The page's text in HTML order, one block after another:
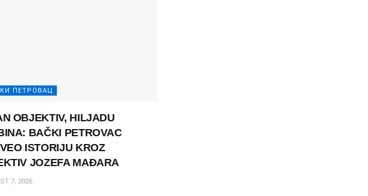
ПЕТРОВАЦ
OBJEKTIV, HILJADU
BAČKI PETROVAC
ISTORIJU KROZ
JOZEFA MAĐARA
7, 2026